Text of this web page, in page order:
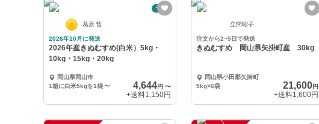
予約
葛原 哲
2026年10月に発送
2026年産きぬむすめ(白米）5kg・
10kg・15kg・20kg
岡山県岡山市
1箱に白米5kgを1袋〜 4,644円 〜
+送料1,150円
立間昭子
注文から2~5日で発送
きぬむすめ 岡山県矢掛町産 30kg
岡山県小田郡矢掛町
5kg×6袋
21,600円
+送料1,600円